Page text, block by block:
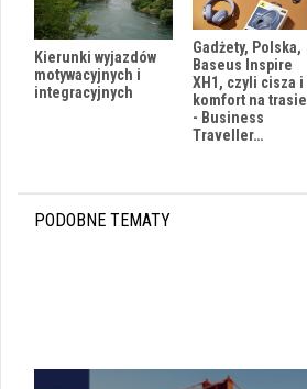
Kierunki wyjazdów
motywacyjnych i
integracyjnych
Gadżety, Polska,
Baseus Inspire
XH1, czyli cisza i
komfort na trasie
- Business
Traveller…
PODOBNE TEMATY